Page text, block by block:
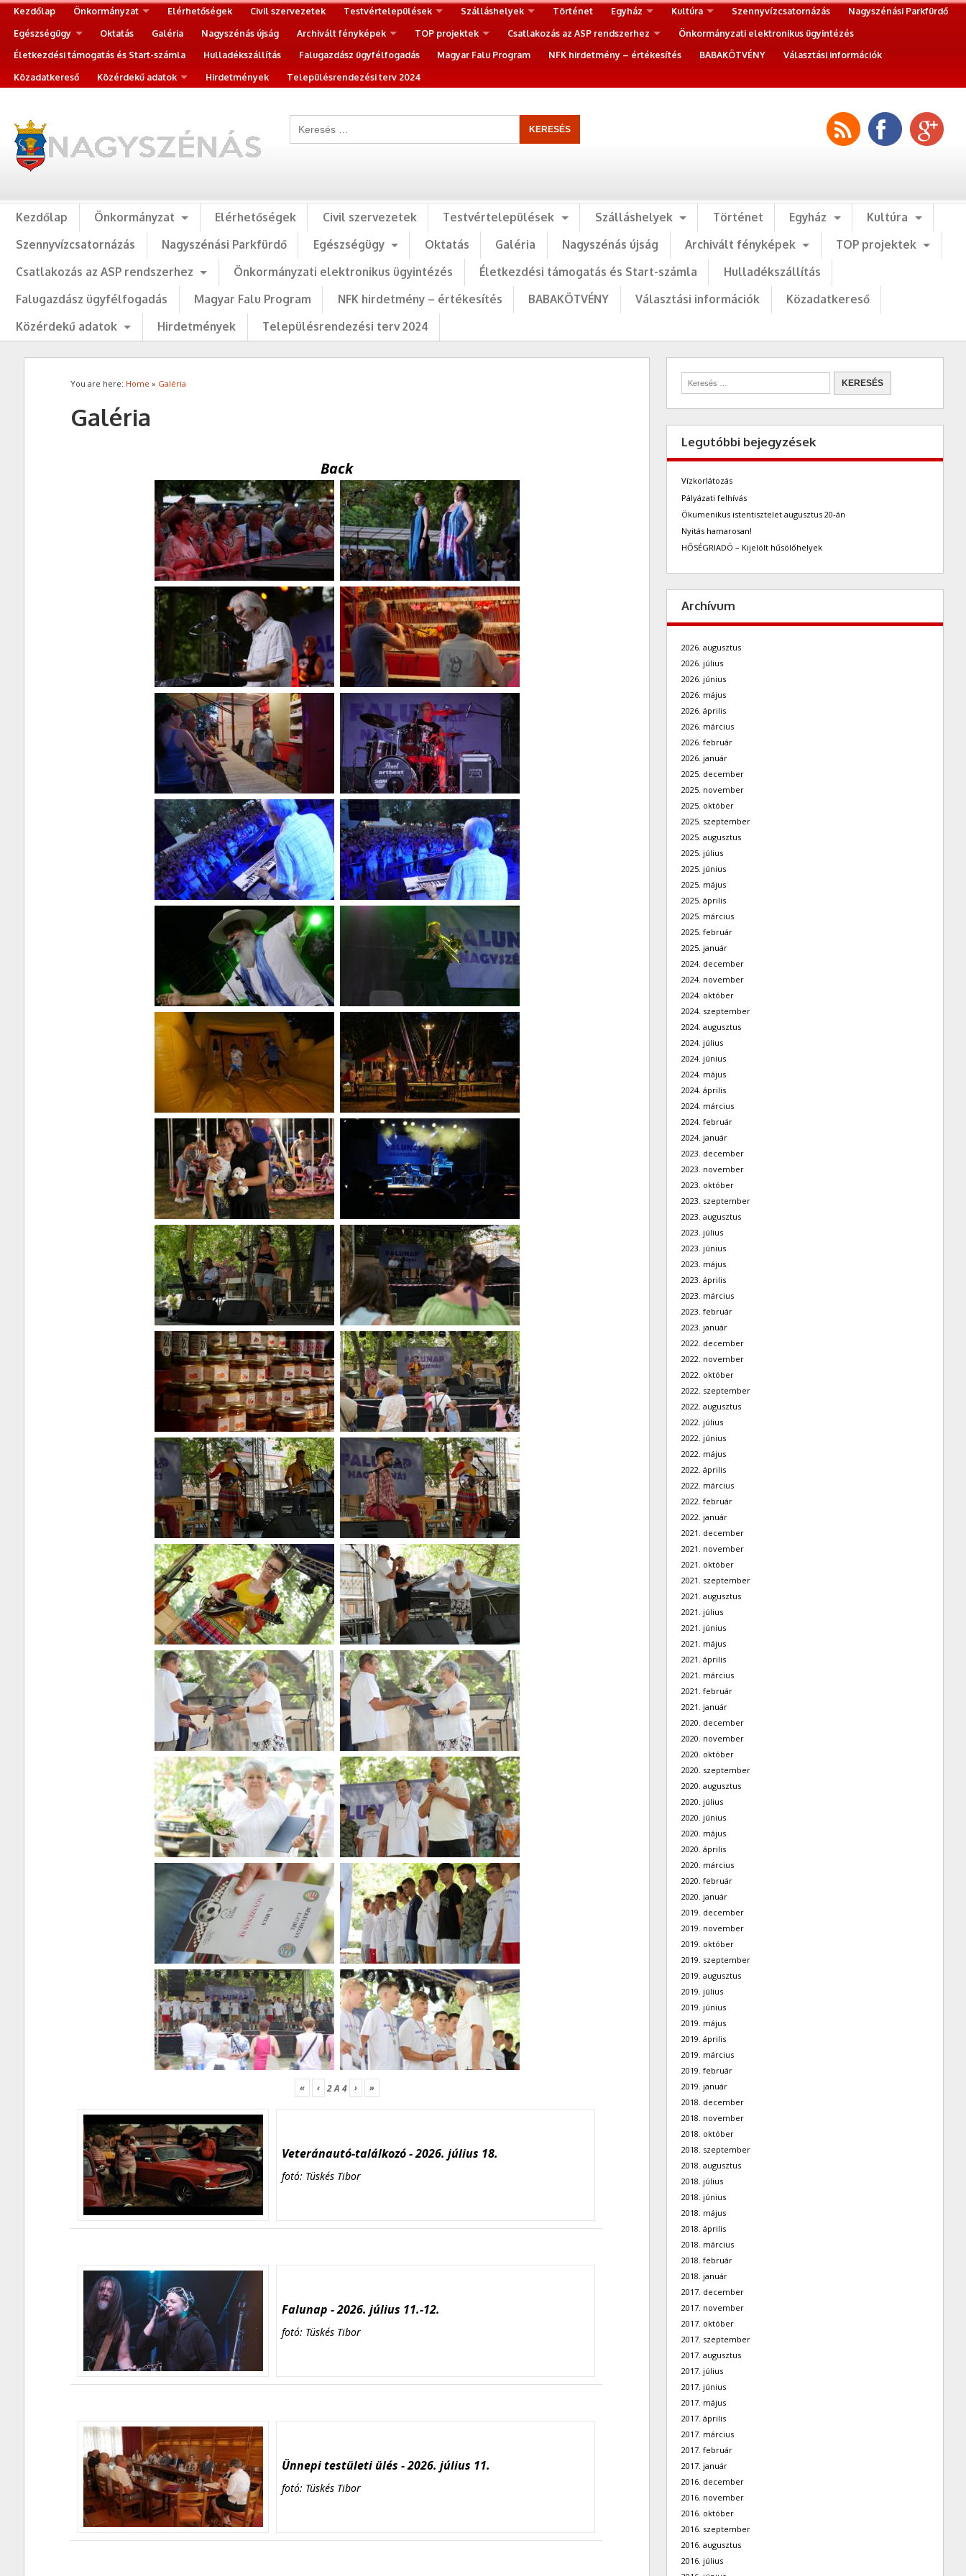
Kezdőlap Önkormányzat Elérhetőségek Civil szervezetek Testvértelepülések Szálláshelyek Történet Egyház Kultúra Szennyvízcsatornázás
Nagyszénási Parkfürdő
Egészségügy
Oktatás Galéria Nagyszénás újság Archivált fényképek TOP projektek Csatlakozás az ASP rendszerhez
Önkormányzati elektronikus ügyintézés
Életkezdési támogatás és Start-számla
Hulladékszállítás Falugazdász ügyfélfogadás Magyar Falu Program NFK hirdetmény – értékesítés BABAKÖTVÉNY
Választási információk
Közadatkereső
Közérdekű adatok Hirdetmények Településrendezési terv 2024
Kezdőlap Önkormányzat Elérhetőségek Civil szervezetek Testvértelepülések Szálláshelyek Történet Egyház
Kultúra
Szennyvízcsatornázás
Nagyszénási Parkfürdő Egészségügy Oktatás Galéria Nagyszénás újság Archivált fényképek
TOP projektek
Csatlakozás az ASP rendszerhez
Önkormányzati elektronikus ügyintézés Életkezdési támogatás és Start-számla
Hulladékszállítás
Falugazdász ügyfélfogadás
Magyar Falu Program NFK hirdetmény – értékesítés BABAKÖTVÉNY Választási információk
Közadatkereső
Közérdekű adatok
Hirdetmények Településrendezési terv 2024
You are here: Home » Galéria
Galéria
Back
« ‹ 2A 4 › »
Veteránautó-találkozó - 2026. július 18.
fotó: Tüskés Tibor
Falunap - 2026. július 11.-12.
fotó: Tüskés Tibor
Ünnepi testületi ülés - 2026. július 11.
fotó: Tüskés Tibor
Legutóbbi bejegyzések
Vízkorlátozás
Pályázati felhívás
Ökumenikus istentisztelet augusztus 20-án
Nyitás hamarosan!
HŐSÉGRIADÓ – Kijelölt hűsölőhelyek
Archívum
2026. augusztus
2026. július
2026. június
2026. május
2026. április
2026. március
2026. február
2026. január
2025. december
2025. november
2025. október
2025. szeptember
2025. augusztus
2025. július
2025. június
2025. május
2025. április
2025. március
2025. február
2025. január
2024. december
2024. november
2024. október
2024. szeptember
2024. augusztus
2024. július
2024. június
2024. május
2024. április
2024. március
2024. február
2024. január
2023. december
2023. november
2023. október
2023. szeptember
2023. augusztus
2023. július
2023. június
2023. május
2023. április
2023. március
2023. február
2023. január
2022. december
2022. november
2022. október
2022. szeptember
2022. augusztus
2022. július
2022. június
2022. május
2022. április
2022. március
2022. február
2022. január
2021. december
2021. november
2021. október
2021. szeptember
2021. augusztus
2021. július
2021. június
2021. május
2021. április
2021. március
2021. február
2021. január
2020. december
2020. november
2020. október
2020. szeptember
2020. augusztus
2020. július
2020. június
2020. május
2020. április
2020. március
2020. február
2020. január
2019. december
2019. november
2019. október
2019. szeptember
2019. augusztus
2019. július
2019. június
2019. május
2019. április
2019. március
2019. február
2019. január
2018. december
2018. november
2018. október
2018. szeptember
2018. augusztus
2018. július
2018. június
2018. május
2018. április
2018. március
2018. február
2018. január
2017. december
2017. november
2017. október
2017. szeptember
2017. augusztus
2017. július
2017. június
2017. május
2017. április
2017. március
2017. február
2017. január
2016. december
2016. november
2016. október
2016. szeptember
2016. augusztus
2016. július